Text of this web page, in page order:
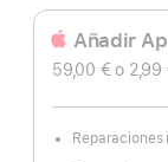
Añadir
59,00 € o 2,99
Nota